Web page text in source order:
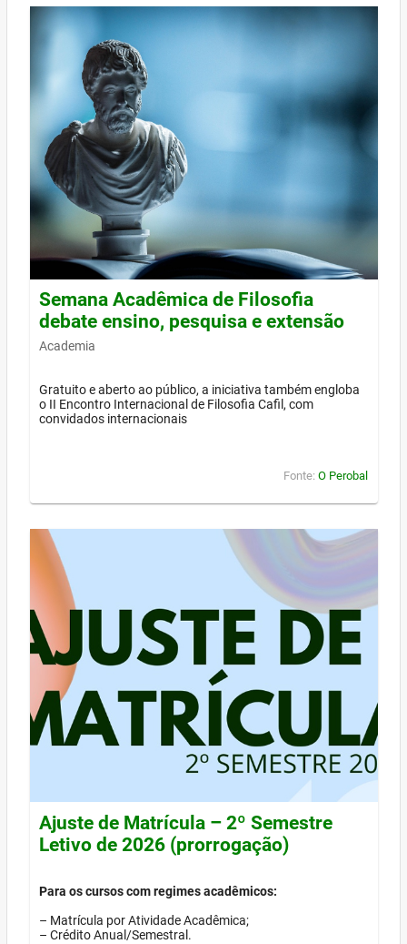
Semana Acadêmica de Filosofia
debate ensino, pesquisa e extensão
Academia
Gratuito e aberto ao público, a iniciativa também engloba
o II Encontro Internacional de Filosofia Cafil, com
convidados internacionais
Fonte: O Perobal
Ajuste de Matrícula – 2º Semestre
Letivo de 2026 (prorrogação)
Para os cursos com regimes acadêmicos:
– Matrícula por Atividade Acadêmica;
– Crédito Anual/Semestral.